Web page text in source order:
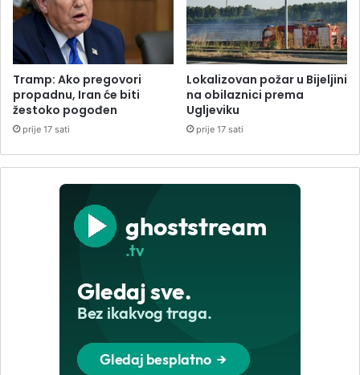
Tramp: Ako pregovori
propadnu, Iran će biti
žestoko pogođen
prije 17 sati
Lokalizovan požar u Bijeljini
na obilaznici prema
Ugljeviku
prije 17 sati